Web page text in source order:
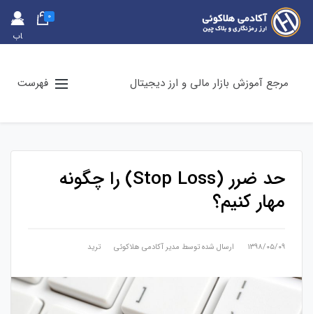
حس
اب
0
مرجع آموزش بازار مالی و ارز دیجیتال فهرست
حد ضرر (Stop Loss) را چگونه
مهار کنیم؟
۱۳۹۸/۰۵/۰۹ ارسال شده توسط مدیر آکادمی هلاکوئی ترید